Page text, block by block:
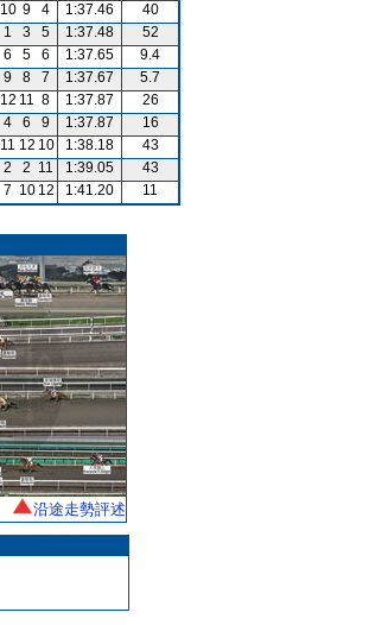
10 9 4 1:37.46
40
1 3 5 1:37.48
52
6 5 6 1:37.65
9.4
9 8 7 1:37.67
5.7
12 11 8 1:37.87
26
4 6 9 1:37.87
16
11 12 10 1:38.18
43
2 2 11 1:39.05
43
7 10 12 1:41.20 11
沿途走勢評述